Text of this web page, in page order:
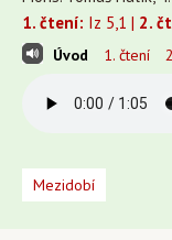
1. čtení: Iz 5,1 | 2.
Úvod 1. čtení
Mezidobí